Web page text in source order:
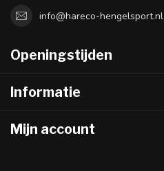
info@hareco-hengelsport.nl
Openingstijden
Informatie
Mijn account